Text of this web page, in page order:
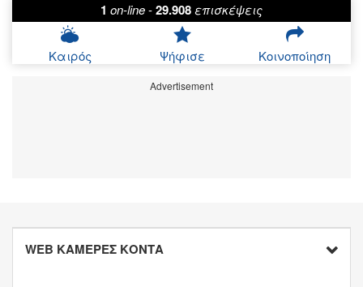
1 on-line-29.908επισκέψεις
Καιρός Ψήφισε Κοινοποίηση
Advertisement
WEB ΚΑΜΕΡΕΣ ΚΟΝΤΑ